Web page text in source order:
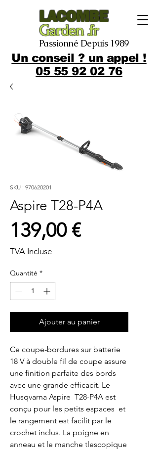
LACOMBE
Garden .fr
Passionné Depuis 1989
Un conseil ? un appel !
05 55 92 02 76
SKU : 970620201
Aspire T28-P4A
139,00 €Prix
TVA Incluse
Quantité *
Ajouter au panier
Ce coupe-bordures sur batterie
18 V à double fil de coupe assure
une finition parfaite des bords
avec une grande efficacit. Le
Husqvarna Aspire  T28-P4A est
conçu pour les petits espaces  et
le rangement est facilit par le
crochet inclus. La poigne en
anneau et le manche tlescopique